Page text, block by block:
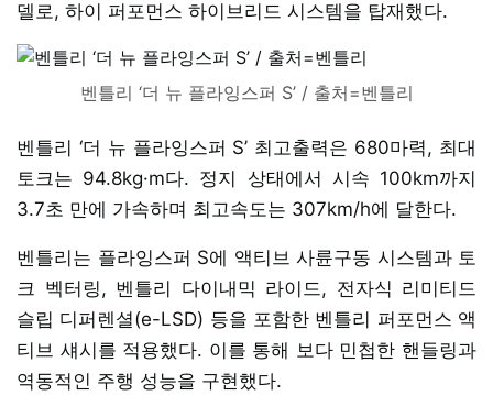
델로, 하이 퍼포먼스 하이브리드 시스템을 탑재했다.
벤틀리 ‘더 뉴 플라잉스퍼 S’ / 출처=벤틀리
벤틀리 ‘더 뉴 플라잉스퍼 S’ 최고출력은 680마력, 최대
토크는 94.8kg·m다. 정지 상태에서 시속 100km까지
3.7초 만에 가속하며 최고속도는 307km/h에 달한다.
벤틀리는 플라잉스퍼 S에 액티브 사륜구동 시스템과 토
크 벡터링, 벤틀리 다이내믹 라이드, 전자식 리미티드
슬립 디퍼렌셜(e-LSD) 등을 포함한 벤틀리 퍼포먼스 액
티브 섀시를 적용했다. 이를 통해 보다 민첩한 핸들링과
역동적인 주행 성능을 구현했다.